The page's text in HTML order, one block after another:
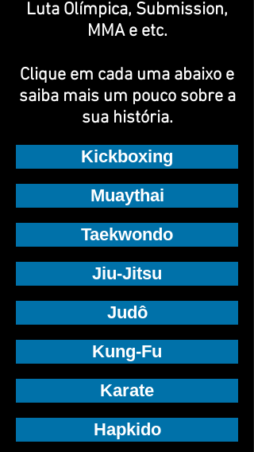
Luta Olímpica, Submission,
MMA e etc.
Clique em cada uma abaixo e
saiba mais um pouco sobre a
sua história.
Kickboxing
Muaythai
Taekwondo
Jiu-Jitsu
Judô
Kung-Fu
Karate
Hapkido